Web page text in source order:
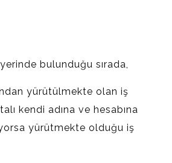
bulunduğu sırada,
yürütülmekte olan iş
kendi adına ve hesabına
yürütmekte olduğu iş